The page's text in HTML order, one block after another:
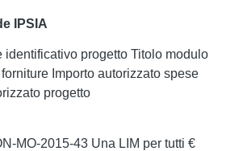
IPSIA
identificativo progetto Titolo modulo
Importo autorizzato spese
progetto
MO-2015-43 Una LIM per tutti €